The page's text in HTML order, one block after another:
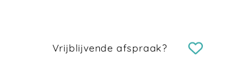
Vrijblijvende afspraak?